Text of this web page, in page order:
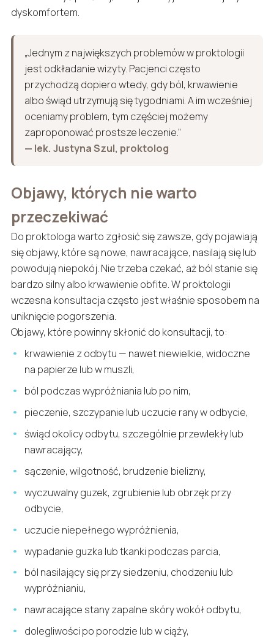
dyskomfortem.
„Jednym z największych problemów w proktologii
jest odkładanie wizyty. Pacjenci często
przychodzą dopiero wtedy, gdy ból, krwawienie
albo świąd utrzymują się tygodniami. A im wcześniej
oceniamy problem, tym częściej możemy
zaproponować prostsze leczenie.”
— lek. Justyna Szul, proktolog
Objawy, których nie warto
przeczekiwać
Do proktologa warto zgłosić się zawsze, gdy pojawiają
się objawy, które są nowe, nawracające, nasilają się lub
powodują niepokój. Nie trzeba czekać, aż ból stanie się
bardzo silny albo krwawienie obfite. W proktologii
wczesna konsultacja często jest właśnie sposobem na
uniknięcie pogorszenia.
Objawy, które powinny skłonić do konsultacji, to:
krwawienie z odbytu — nawet niewielkie, widoczne
na papierze lub w muszli,
ból podczas wypróżniania lub po nim,
pieczenie, szczypanie lub uczucie rany w odbycie,
świąd okolicy odbytu, szczególnie przewlekły lub
nawracający,
sączenie, wilgotność, brudzenie bielizny,
wyczuwalny guzek, zgrubienie lub obrzęk przy
odbycie,
uczucie niepełnego wypróżnienia,
wypadanie guzka lub tkanki podczas parcia,
ból nasilający się przy siedzeniu, chodzeniu lub
wypróżnianiu,
nawracające stany zapalne skóry wokół odbytu,
dolegliwości po porodzie lub w ciąży,